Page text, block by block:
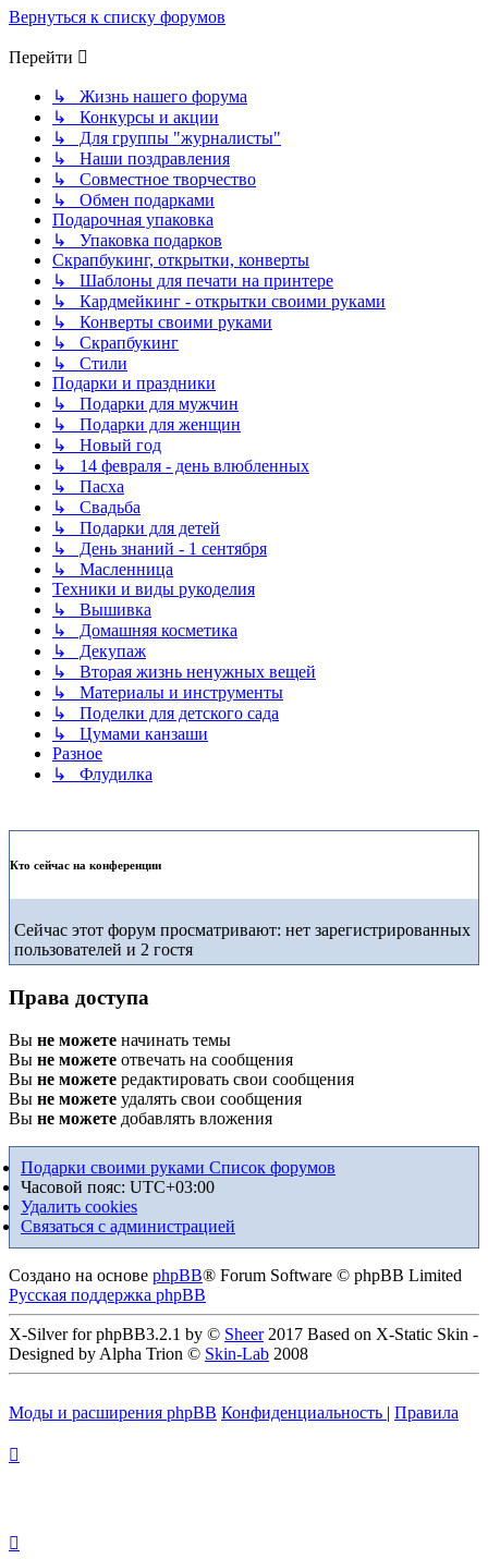
Вернуться к списку форумов
Перейти
↳ Жизнь нашего форума
↳ Конкурсы и акции
↳ Для группы "журналисты"
↳ Наши поздравления
↳ Совместное творчество
↳ Обмен подарками
Подарочная упаковка
↳ Упаковка подарков
Скрапбукинг, открытки, конверты
↳ Шаблоны для печати на принтере
↳ Кардмейкинг - открытки своими руками
↳ Конверты своими руками
↳ Скрапбукинг
↳ Стили
Подарки и праздники
↳ Подарки для мужчин
↳ Подарки для женщин
↳ Новый год
↳ 14 февраля - день влюбленных
↳ Пасха
↳ Свадьба
↳ Подарки для детей
↳ День знаний - 1 сентября
↳ Масленница
Техники и виды рукоделия
↳ Вышивка
↳ Домашняя косметика
↳ Декупаж
↳ Вторая жизнь ненужных вещей
↳ Материалы и инструменты
↳ Поделки для детского сада
↳ Цумами канзаши
Разное
↳ Флудилка
Кто сейчас на конференции
Сейчас этот форум просматривают: нет зарегистрированных
пользователей и 2 гостя
Права доступа
Вы не можете начинать темы
Вы не можете отвечать на сообщения
Вы не можете редактировать свои сообщения
Вы не можете удалять свои сообщения
Вы не можете добавлять вложения
Подарки своими руками Список форумов
Часовой пояс: UTC+03:00
Удалить cookies
Связаться с администрацией
Создано на основе phpBB® Forum Software © phpBB Limited
Русская поддержка phpBB
X-Silver for phpBB3.2.1 by © Sheer2017 Based on X-Static Skin -
Designed by Alpha Trion © Skin-Lab 2008
Моды и расширения phpBB Конфиденциальность | Правила